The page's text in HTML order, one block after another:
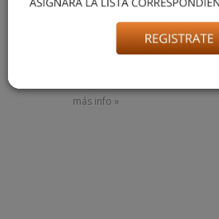
CAMPERA MEDIA POLERA
POLAR NOVO
más info »